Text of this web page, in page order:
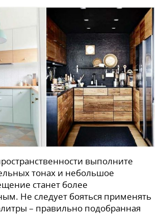
выполните
тонах и небольшое
станет более
Не следует бояться применять
– правильно подобранная